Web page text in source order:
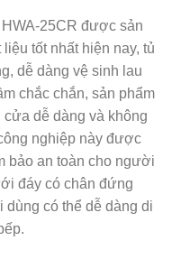
25CR được sản
tốt nhất hiện nay, tủ
dễ dàng vệ sinh lau
chắc chắn, sản phẩm
dễ dàng và không
nghiệp này được
bảo an toàn cho người
đáy có chân đứng
có thể dễ dàng di